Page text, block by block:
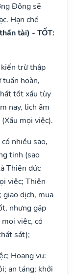
Đông sẽ
Hạn chế
tài) - TỐT:
trừ thập
tuần hoàn,
tốt xấu tùy
nay, lịch âm
mọi việc).
nhiều sao,
tinh (sao
Thiên đức
việc; Thiên
giao dịch, mua
nhưng gặp
việc, có
sát);
Hoang vu:
an táng; khởi